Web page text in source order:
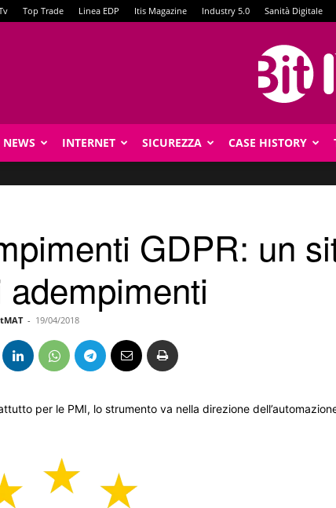
Top Trade Linea EDP Itis Magazine Industry 5.0 Sanità Digitale
NEWS INTERNET SICUREZZA CASE HISTORY
GDPR: un
adempimenti
- 19/04/2018
per le PMI, lo strumento va nella direzione